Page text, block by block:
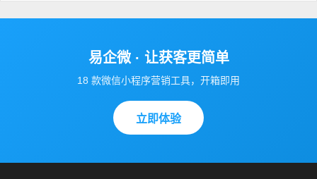
易企微 · 让获客更简单
18 款微信小程序营销工具，开箱即用
立即体验